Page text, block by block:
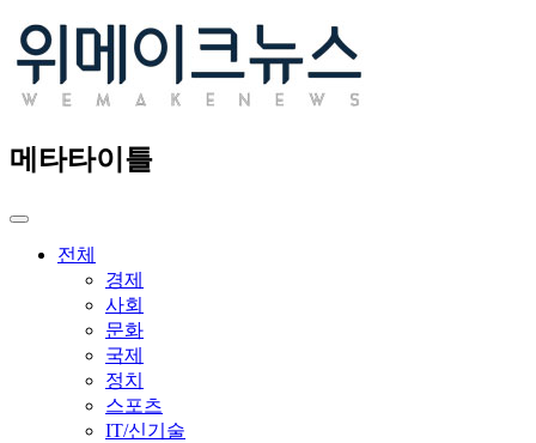
메타타이틀
전체
경제
사회
문화
국제
정치
스포츠
IT/신기술